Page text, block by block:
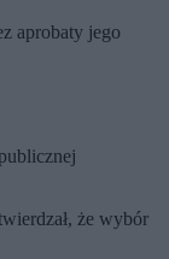
aprobaty jego
że wybór